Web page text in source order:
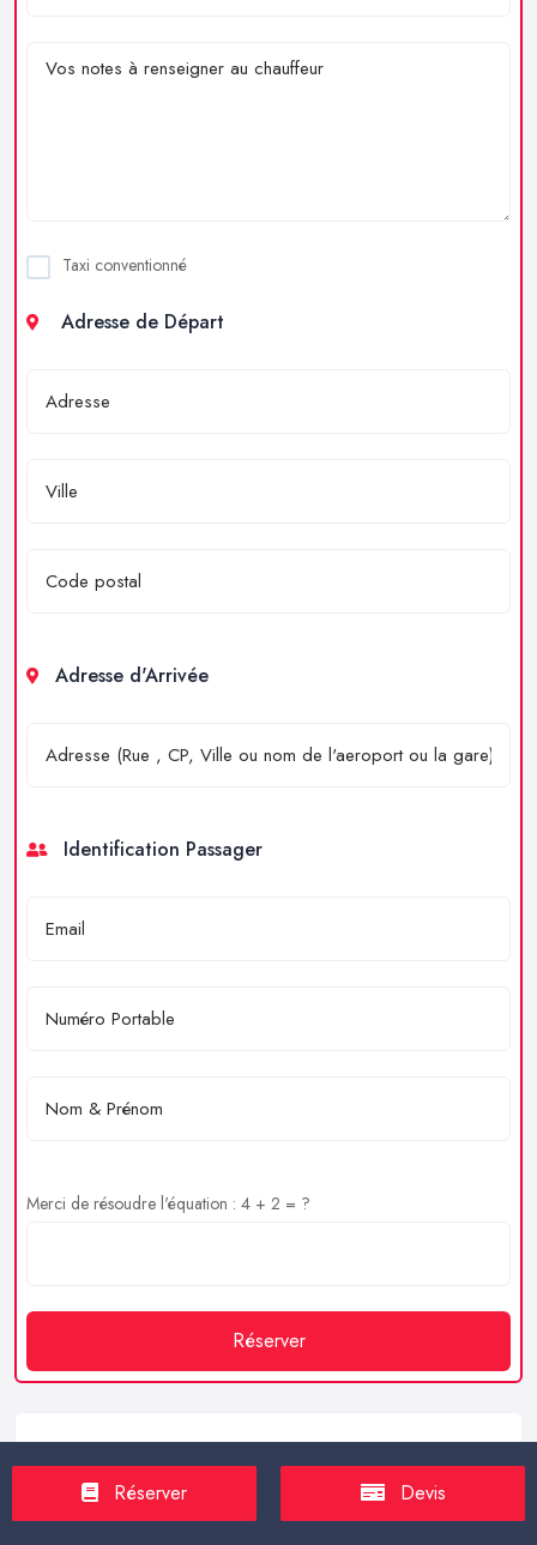
Taxi conventionné
Adresse de Départ
Adresse d'Arrivée
Identification Passager
Merci de résoudre l'équation : 4 + 2 = ?
Réserver
Service client
https://proxilive.fr
Réserver Devis